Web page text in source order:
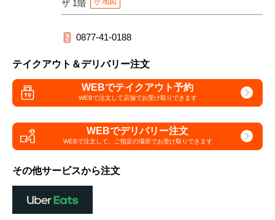
ザ 1階
0877-41-0188
テイクアウト＆デリバリー注文
WEBでテイクアウト予約
WEBで注文して店舗でお受け取りできます
WEBでデリバリー注文
WEBで注文して、 ご指定の場所でお受け取りできます
その他サービスから注文